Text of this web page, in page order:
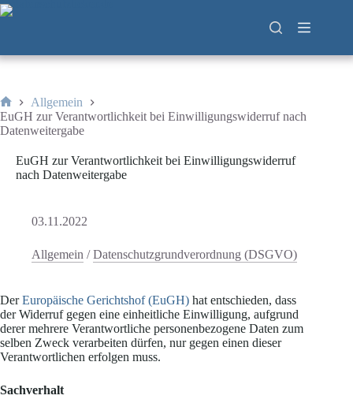
Zum
Inhalt
Start
Allgemein
EuGH zur Verantwortlichkeit bei Einwilligungswiderruf nach
Datenweitergabe
EuGH zur Verantwortlichkeit bei Einwilligungswiderruf
nach Datenweitergabe
03.11.2022
Allgemein /Datenschutzgrundverordnung (DSGVO)
DerEuropäische Gerichtshof (EuGH) hat entschieden, dass
der Widerruf gegen eine einheitliche Einwilligung, aufgrund
derer mehrere Verantwortliche personenbezogene Daten zum
selben Zweck verarbeiten dürfen, nur gegen einen dieser
Verantwortlichen erfolgen muss.
Sachverhalt